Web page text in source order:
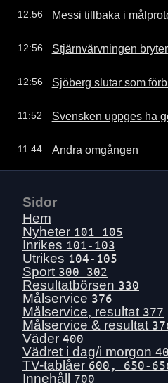
12:56 Messi tillbaka i
12:56 Stjärnvärvningen
12:56 Sjöberg slutar som
11:52 Svensken uppges ha
11:44 Andra omgången
Sidor
Hem
Nyheter 101-105
Inrikes 101-103
Utrikes 104-105
Sport 300-302
Resultatbörsen 330
Målservice 376
Målservice, resultat 377
Målservice & resultat
Väder 400
Vädret i dag/i morgon
TV-tablåer 600, 650-
Innehåll 700